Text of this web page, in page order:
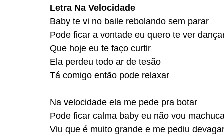
Letra Na Velocidade
Baby te vi no baile rebolando sem parar
Pode ficar a vontade eu quero te ver
Que hoje eu te faço curtir
Ela perdeu todo ar de tesão
Tá comigo então pode relaxar
Na velocidade ela me pede pra botar
Pode ficar calma baby eu não vou
Viu que é muito grande e me pediu